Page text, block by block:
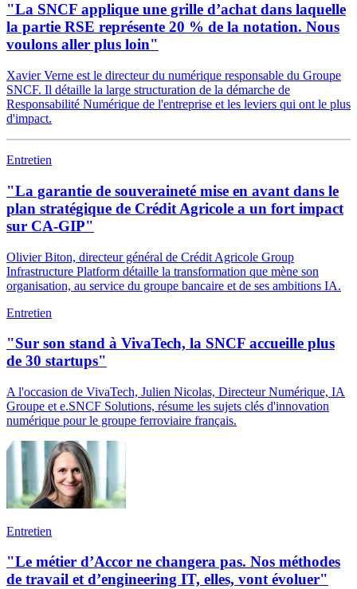
"La SNCF applique une grille d’achat dans laquelle
la partie RSE représente 20 % de la notation. Nous
voulons aller plus loin"
Xavier Verne est le directeur du numérique responsable du Groupe
SNCF. Il détaille la large structuration de la démarche de
Responsabilité Numérique de l'entreprise et les leviers qui ont le plus
d'impact.
Entretien
"La garantie de souveraineté mise en avant dans le
plan stratégique de Crédit Agricole a un fort impact
sur CA-GIP"
Olivier Biton, directeur général de Crédit Agricole Group
Infrastructure Platform détaille la transformation que mène son
organisation, au service du groupe bancaire et de ses ambitions IA.
Entretien
"Sur son stand à VivaTech, la SNCF accueille plus
de 30 startups"
A l'occasion de VivaTech, Julien Nicolas, Directeur Numérique, IA
Groupe et e.SNCF Solutions, résume les sujets clés d'innovation
numérique pour le groupe ferroviaire français.
Entretien
"Le métier d’Accor ne changera pas. Nos méthodes
de travail et d’engineering IT, elles, vont évoluer"